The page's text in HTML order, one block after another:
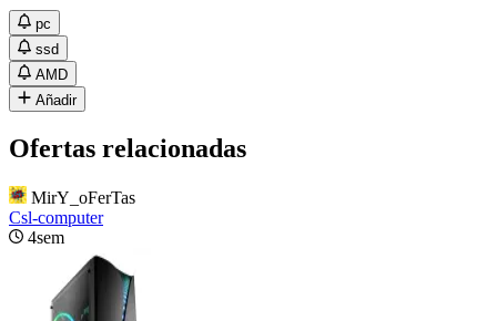
pc
ssd
AMD
Añadir
Ofertas relacionadas
MirY_oFerTas
Csl-computer
4sem